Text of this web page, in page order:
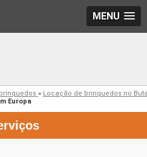
MENU
» Locação de brinquedos no
Europa